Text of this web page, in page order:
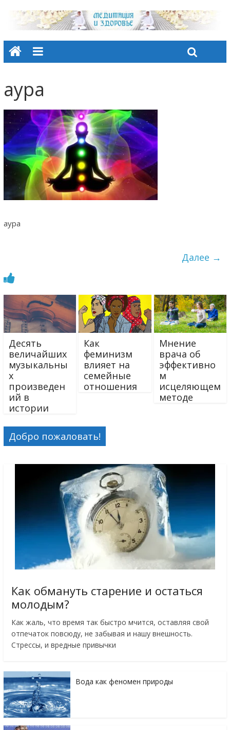
аура
аура
Далее →
Десять
величайших
музыкальны
х
произведен
ий в
истории
Как
феминизм
влияет на
семейные
отношения
Мнение
врача об
эффективно
м
исцеляющем
методе
Добро пожаловать!
Как обмануть старение и остаться
молодым?
Как жаль, что время так быстро мчится, оставляя свой
отпечаток повсюду, не забывая и нашу внешность.
Стрессы, и вредные привычки
Вода как феномен природы